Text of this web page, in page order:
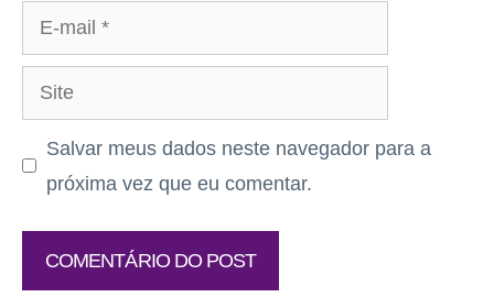
mail
Site
Salvar meus dados neste navegador para a
próxima vez que eu comentar.